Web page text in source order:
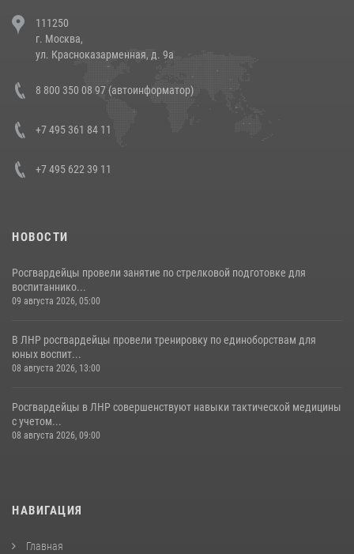
напавших на бригаду скорой помощи (видео)
14 июля 2026, 12:20
Состоялась рабочая встреча директора Росгвардии Героя России
генерала армии Виктора Золотова с заместителем полномочного
представителя Президента Российской Федерации в Северо-
Кавказском федеральном округе Виталием Кузнецовым
111250
г. Москва,
ул. Красноказарменная, д. 9а
8 800 350 08 97 (автоинформатор)
+7 495 361 84 11
+7 495 622 39 11
НОВОСТИ
Росгвардейцы провели занятие по стрелковой подготовке для
воспитаннико...
09 августа 2026, 05:00
В ЛНР росгвардейцы провели тренировку по единоборствам для
юных воспит...
08 августа 2026, 13:00
Росгвардейцы в ЛНР совершенствуют навыки тактической медицины
с учетом...
08 августа 2026, 09:00
НАВИГАЦИЯ
Главная